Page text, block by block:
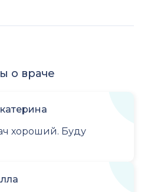
о враче
хороший. Буду